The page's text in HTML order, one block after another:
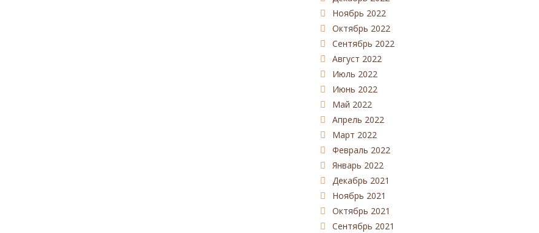
Ноябрь 2022
Октябрь 2022
Сентябрь 2022
Август 2022
Июль 2022
Июнь 2022
Май 2022
Апрель 2022
Март 2022
Февраль 2022
Январь 2022
Декабрь 2021
Ноябрь 2021
Октябрь 2021
Сентябрь 2021